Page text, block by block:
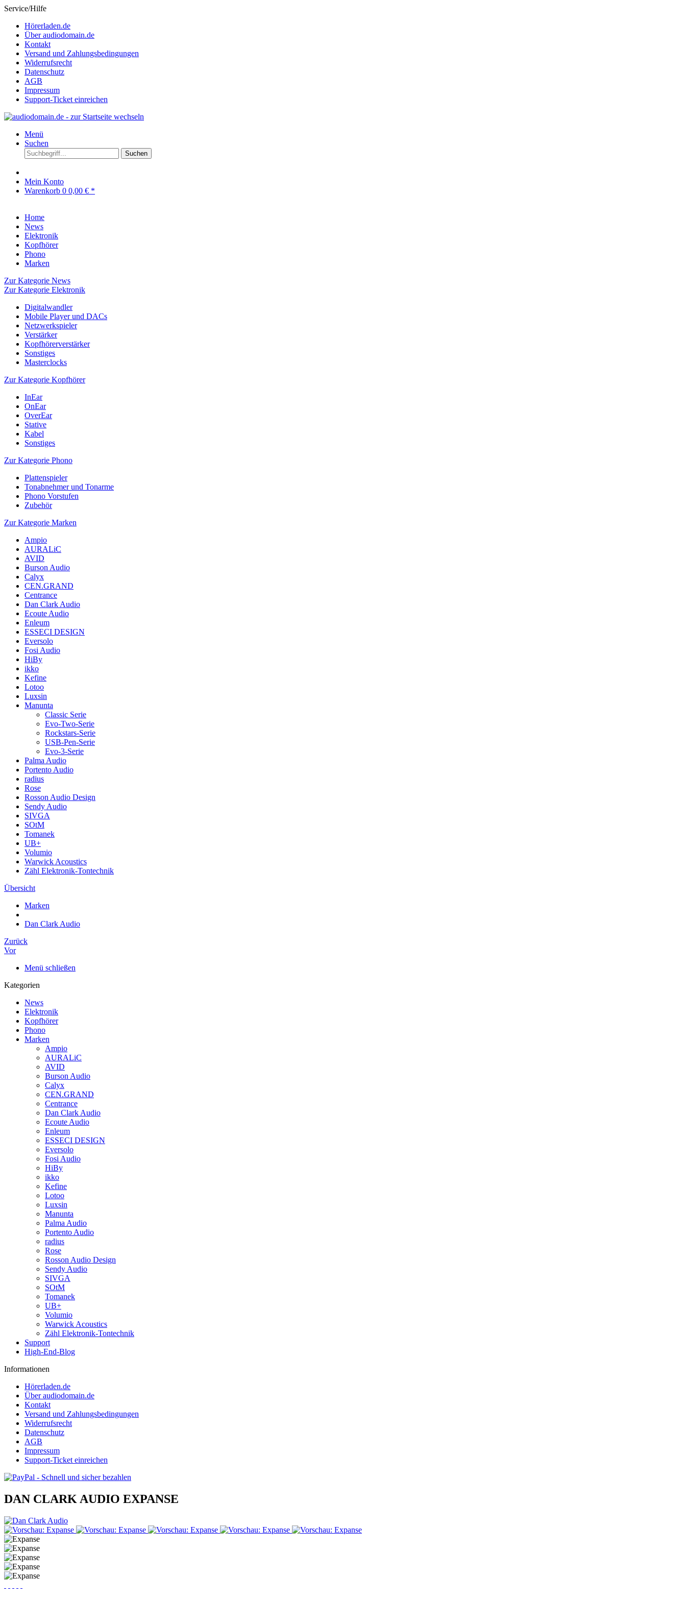
Service/Hilfe
Hörerladen.de
Über audiodomain.de
Kontakt
Versand und Zahlungsbedingungen
Widerrufsrecht
Datenschutz
AGB
Impressum
Support-Ticket einreichen
Menü
Suchen
Suchen
Mein Konto
Warenkorb 0 0,00 € *
Home
News
Elektronik
Kopfhörer
Phono
Marken
Zur Kategorie News
Zur Kategorie Elektronik
Digitalwandler
Mobile Player und DACs
Netzwerkspieler
Verstärker
Kopfhörerverstärker
Sonstiges
Masterclocks
Zur Kategorie Kopfhörer
InEar
OnEar
OverEar
Stative
Kabel
Sonstiges
Zur Kategorie Phono
Plattenspieler
Tonabnehmer und Tonarme
Phono Vorstufen
Zubehör
Zur Kategorie Marken
Ampio
AURALiC
AVID
Burson Audio
Calyx
CEN.GRAND
Centrance
Dan Clark Audio
Ecoute Audio
Enleum
ESSECI DESIGN
Eversolo
Fosi Audio
HiBy
ikko
Kefine
Lotoo
Luxsin
Manunta
Classic Serie
Evo-Two-Serie
Rockstars-Serie
USB-Pen-Serie
Evo-3-Serie
Palma Audio
Portento Audio
radius
Rose
Rosson Audio Design
Sendy Audio
SIVGA
SOtM
Tomanek
UB+
Volumio
Warwick Acoustics
Zähl Elektronik-Tontechnik
Übersicht
Marken
Dan Clark Audio
Zurück
Vor
Menü schließen
Kategorien
News
Elektronik
Kopfhörer
Phono
Marken
Ampio
AURALiC
AVID
Burson Audio
Calyx
CEN.GRAND
Centrance
Dan Clark Audio
Ecoute Audio
Enleum
ESSECI DESIGN
Eversolo
Fosi Audio
HiBy
ikko
Kefine
Lotoo
Luxsin
Manunta
Palma Audio
Portento Audio
radius
Rose
Rosson Audio Design
Sendy Audio
SIVGA
SOtM
Tomanek
UB+
Volumio
Warwick Acoustics
Zähl Elektronik-Tontechnik
Support
High-End-Blog
Informationen
Hörerladen.de
Über audiodomain.de
Kontakt
Versand und Zahlungsbedingungen
Widerrufsrecht
Datenschutz
AGB
Impressum
Support-Ticket einreichen
DAN CLARK AUDIO EXPANSE